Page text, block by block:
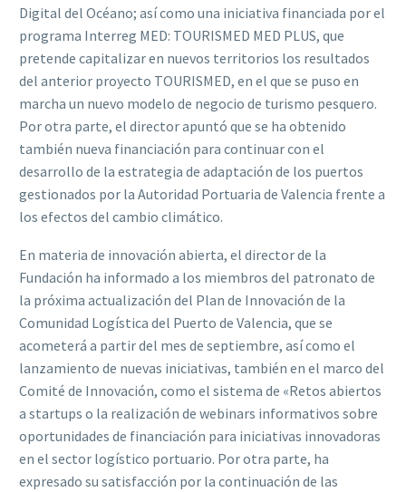
Digital del Océano; así como una iniciativa financiada por el
programa Interreg MED: TOURISMED MED PLUS, que
pretende capitalizar en nuevos territorios los resultados
del anterior proyecto TOURISMED, en el que se puso en
marcha un nuevo modelo de negocio de turismo pesquero.
Por otra parte, el director apuntó que se ha obtenido
también nueva financiación para continuar con el
desarrollo de la estrategia de adaptación de los puertos
gestionados por la Autoridad Portuaria de Valencia frente a
los efectos del cambio climático.
En materia de innovación abierta, el director de la
Fundación ha informado a los miembros del patronato de
la próxima actualización del Plan de Innovación de la
Comunidad Logística del Puerto de Valencia, que se
acometerá a partir del mes de septiembre, así como el
lanzamiento de nuevas iniciativas, también en el marco del
Comité de Innovación, como el sistema de «Retos abiertos
a startups o la realización de webinars informativos sobre
oportunidades de financiación para iniciativas innovadoras
en el sector logístico portuario. Por otra parte, ha
expresado su satisfacción por la continuación de las